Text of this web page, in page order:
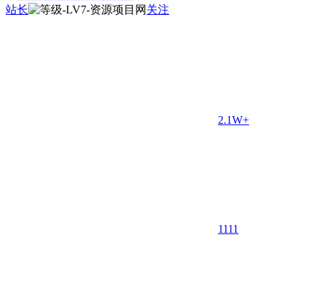
站长 关注
2.1W+
1111